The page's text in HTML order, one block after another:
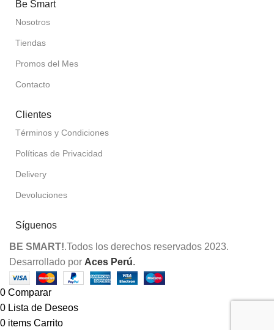
Be Smart
Nosotros
Tiendas
Promos del Mes
Contacto
Clientes
Términos y Condiciones
Políticas de Privacidad
Delivery
Devoluciones
Síguenos
BE SMART!.Todos los derechos reservados 2023.
Desarrollado por Aces Perú.
0 Comparar
0 Lista de Deseos
0 items Carrito